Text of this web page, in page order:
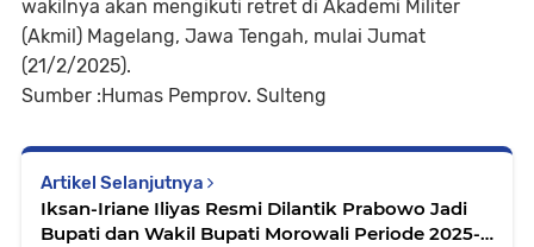
wakilnya akan mengikuti retret di Akademi Militer
(Akmil) Magelang, Jawa Tengah, mulai Jumat
(21/2/2025).
Sumber :Humas Pemprov. Sulteng
Artikel Selanjutnya
Iksan-Iriane Iliyas Resmi Dilantik Prabowo Jadi
Bupati dan Wakil Bupati Morowali Periode 2025-